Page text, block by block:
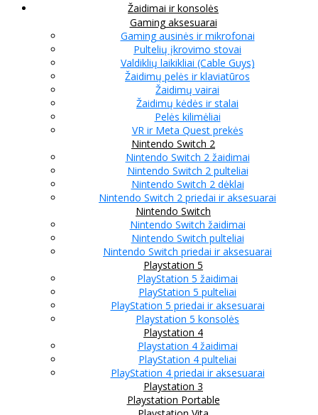
Žaidimai ir konsolės
Gaming aksesuarai
Gaming ausinės ir mikrofonai
Pultelių įkrovimo stovai
Valdiklių laikikliai (Cable Guys)
Žaidimų pelės ir klaviatūros
Žaidimų vairai
Žaidimų kėdės ir stalai
Pelės kilimėliai
VR ir Meta Quest prekės
Nintendo Switch 2
Nintendo Switch 2 žaidimai
Nintendo Switch 2 pulteliai
Nintendo Switch 2 dėklai
Nintendo Switch 2 priedai ir aksesuarai
Nintendo Switch
Nintendo Switch žaidimai
Nintendo Switch pulteliai
Nintendo Switch priedai ir aksesuarai
Playstation 5
PlayStation 5 žaidimai
PlayStation 5 pulteliai
PlayStation 5 priedai ir aksesuarai
Playstation 5 konsolės
Playstation 4
Playstation 4 žaidimai
PlayStation 4 pulteliai
PlayStation 4 priedai ir aksesuarai
Playstation 3
Playstation Portable